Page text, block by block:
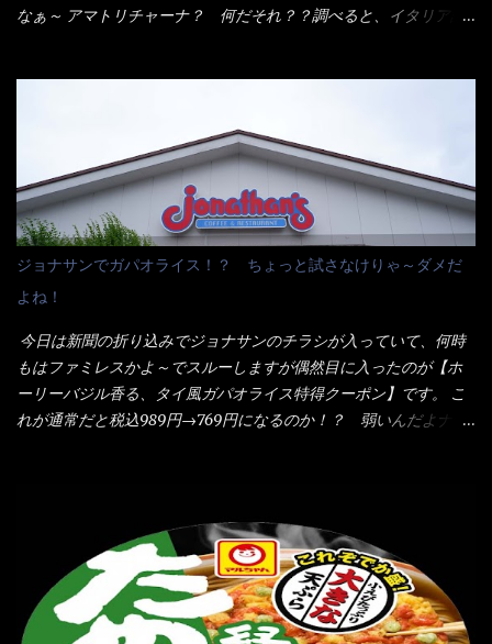
それなばらと冷蔵庫にあった、黒豆モヤシ・韮・生卵を用意しま
け、韮の葉の部分をドサッと乗せて調味油を入れて完成です。 ど
うでしょう？ 見た目 Goodデザイン賞じゃない！？ 笑 マルタ
イのHPを見ると・・・（引用） めんは、ノンフライ・ノンスチー
ム製法で仕上げた、生めんに近い風味のストレートめんです。 豚
の旨味に数種類の唐辛子、ニンニクを加えた辛さとコクが凝縮さ
れた醤油ベースのスープです。 調味油に赤ラー油とごま油を使用
することに風味と辛さを引き立たせています。 調味油をスープ
全体に馴染ませるために、箸で麺と具を持ち上げて・・・ ええや
ないかぁ～ モヤシが黒豆モヤシだから細身で熱を加えてもへた
りづらい！（緑豆モヤシだと太くて熱加えるとダラーっとなるん
だよ） それに細ストレート麺とモヤシが良いバランスで・・・
韮の緑と卵の黄色も相まって・・・映える...
なぁ～ アマトリチャーナ？ 何だそれ？？調べると、イタリア語
ブン皿で焼いて、大凡の目安で小分けにしているようで、パック
をよーく見たら表面のチーズの乗り具合に結構な差が出てい
た・・・チーズに焦げ目が付いているのを、しっかり確認し買う
ことをオススメします。（取り分け量にも若干有り差がでてるだ
ろう） 早速タバスコを振りかけて食べてみると・・・結構美味し
いよ！ 久しぶりだな～ホワイトソースとマカロニの絡まった食
感・・・懐かしい～ 今回ダイソーのカレー用のスプーンを使って
みたら、これが凄くうまくすくえるんだよねぇ～（このスプーン
当たりだね） 今回新作のグラタンを頂きましたが、まずまずの美
味しさとダイソーのカレースプーンの。すくい上げ力の良さを再
度認識できました。
ジョナサンでガパオライス！？ ちょっと試さなけりゃ～ダメだ
よね！
今日は新聞の折り込みでジョナサンのチラシが入っていて、何時
もはファミレスかよ～でスルーしますが偶然目に入ったのが【ホ
ーリーバジル香る、タイ風ガパオライス特得クーポン】です。 こ
れが通常だと税込989円→769円になるのか！？ 弱いんだよナァ
に行っても同じメニュー同じ味のファミレスには行きません。 最
近は、ステーキガストに試しに行ったぐらいです。（肉が喰いた
くて） しかし最近のファミレスは合理化が進み、店員さんもフロ
ア担当は2人程度しか居ないんだよねぇ～ それに注文はタッチパ
ネル！！ 凄いよなぁ～ 20年位前は、フロア担当だけでも5人は